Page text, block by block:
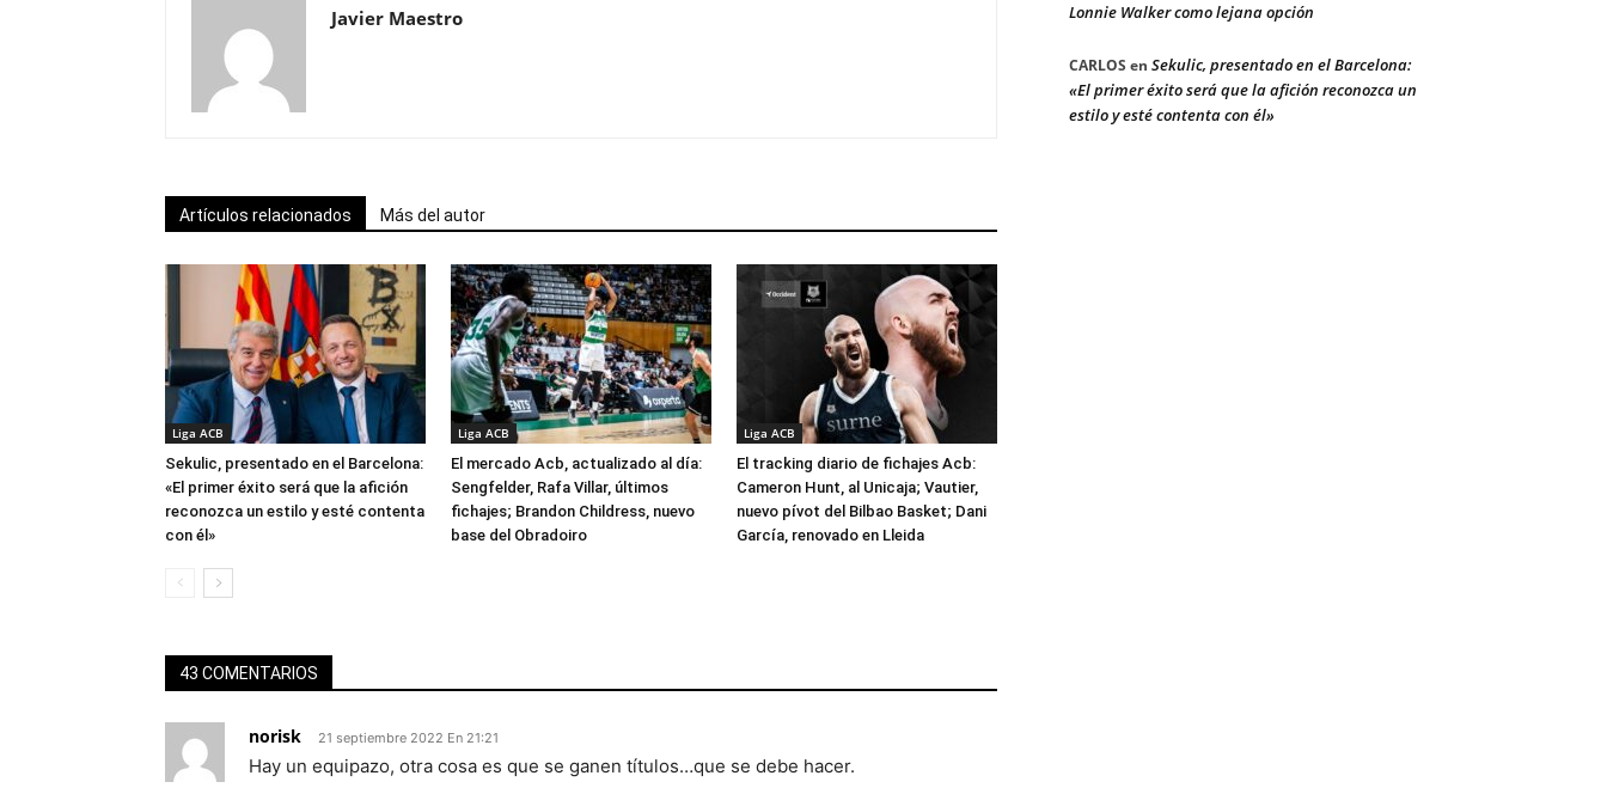
Javier Maestro
Artículos relacionados Más del autor
Liga ACB
Sekulic, presentado en el Barcelona:
«El primer éxito será que la afición
reconozca un estilo y esté contenta
con él»
Liga ACB
El mercado Acb, actualizado al día:
Sengfelder, Rafa Villar, últimos
fichajes; Brandon Childress, nuevo
base del Obradoiro
Liga ACB
El tracking diario de fichajes Acb:
Cameron Hunt, al Unicaja; Vautier,
nuevo pívot del Bilbao Basket; Dani
García, renovado en Lleida
43 COMENTARIOS
norisk 21 septiembre 2022 En 21:21
Hay un equipazo, otra cosa es que se ganen títulos…que se debe hacer.
Lonnie Walker como lejana opción
CARLOS en Sekulic, presentado en el Barcelona:
«El primer éxito será que la afición reconozca un
estilo y esté contenta con él»